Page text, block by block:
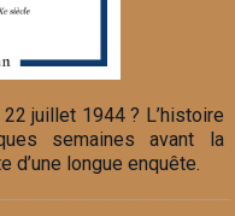
juillet 1944 ? L’histoire
semaines avant la
d’une longue enquête.